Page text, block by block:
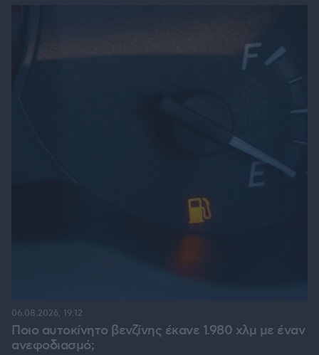
Ποιο αυτοκίνητο βενζίνης έκανε 1.980 χλμ με έναν
ανεφοδιασμό;
06.08.2026, 19:12